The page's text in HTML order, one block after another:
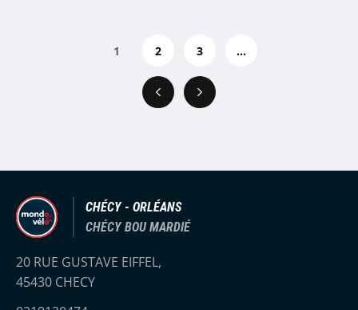
Précédent
1 2 3 ...
Suivant
CHÉCY - ORLÉANS
CHÉCY BOU MARDIÉ
20 RUE GUSTAVE EIFFEL,
45430 CHECY